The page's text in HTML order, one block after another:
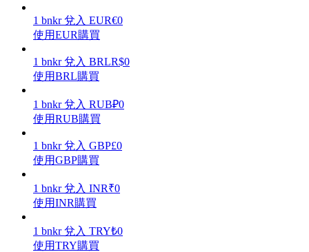
理財
增值寶
1 bnkr 兌入 EUR€0
使用EUR購買
1 bnkr 兌入 BRLR$0
使用BRL購買
1 bnkr 兌入 RUB₽0
使用RUB購買
1 bnkr 兌入 GBP£0
使用GBP購買
1 bnkr 兌入 INR₹0
使用INR購買
1 bnkr 兌入 TRY₺0
使用TRY購買